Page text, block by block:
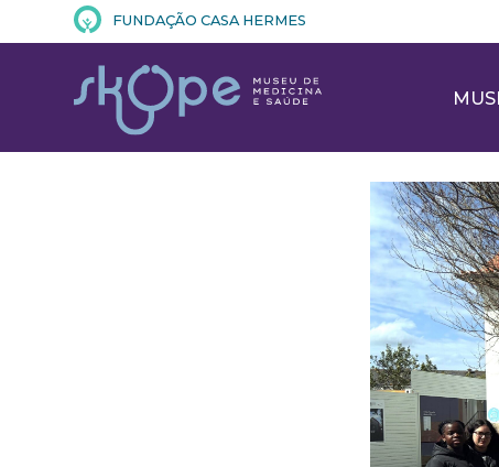
FUNDAÇÃO CASA HERMES